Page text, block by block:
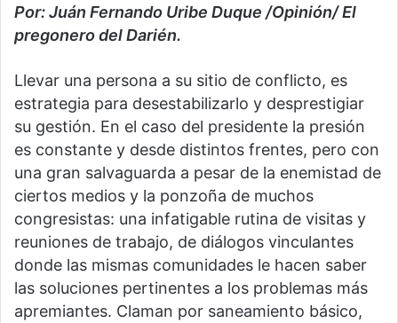
Por: Juán Fernando Uribe Duque /Opinión/ El
pregonero del Darién.
Llevar una persona a su sitio de conflicto, es
estrategia para desestabilizarlo y desprestigiar
su gestión. En el caso del presidente la presión
es constante y desde distintos frentes, pero con
una gran salvaguarda a pesar de la enemistad de
ciertos medios y la ponzoña de muchos
congresistas: una infatigable rutina de visitas y
reuniones de trabajo, de diálogos vinculantes
donde las mismas comunidades le hacen saber
las soluciones pertinentes a los problemas más
apremiantes. Claman por saneamiento básico,